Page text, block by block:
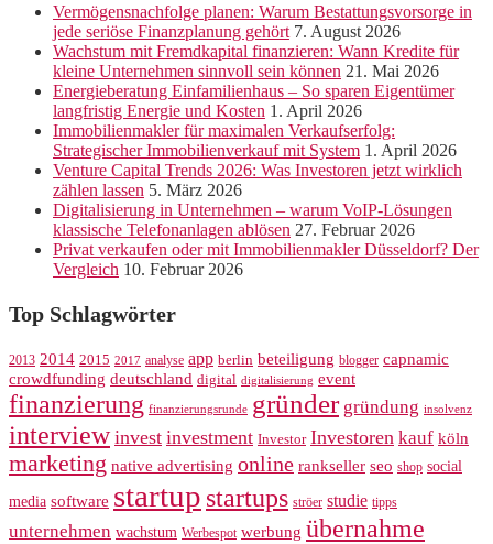
Vermögensnachfolge planen: Warum Bestattungsvorsorge in
jede seriöse Finanzplanung gehört 7. August 2026
Wachstum mit Fremdkapital finanzieren: Wann Kredite für
kleine Unternehmen sinnvoll sein können 21. Mai 2026
Energieberatung Einfamilienhaus – So sparen Eigentümer
langfristig Energie und Kosten 1. April 2026
Immobilienmakler für maximalen Verkaufserfolg:
Strategischer Immobilienverkauf mit System 1. April 2026
Venture Capital Trends 2026: Was Investoren jetzt wirklich
zählen lassen 5. März 2026
Digitalisierung in Unternehmen – warum VoIP-Lösungen
klassische Telefonanlagen ablösen 27. Februar 2026
Privat verkaufen oder mit Immobilienmakler Düsseldorf? Der
Vergleich 10. Februar 2026
Top Schlagwörter
2013 2014 2015 2017 analyse app berlin beteiligung blogger capnamic
crowdfunding deutschland digital digitalisierung event
finanzierung finanzierungsrunde gründer gründung insolvenz
interview invest investment Investor Investoren kauf köln
marketing native advertising online rankseller seo shop social
media software startup startups ströer studie tipps
unternehmen wachstum Werbespot werbung übernahme